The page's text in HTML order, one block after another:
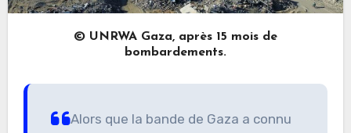
© UNRWA Gaza, après 15 mois de
bombardements.
Alors que la bande de Gaza a connu